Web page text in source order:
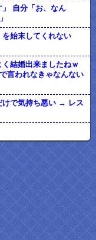
自分「お、なん
始末してくれない
く結婚出来ましたねｗ
言われなきゃなんない
けで気持ち悪い → レス